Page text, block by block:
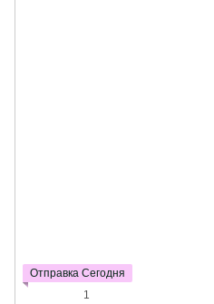
Отправка Сегодня
1